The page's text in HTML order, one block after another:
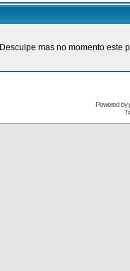
Desculpe mas no momento este
Powered by